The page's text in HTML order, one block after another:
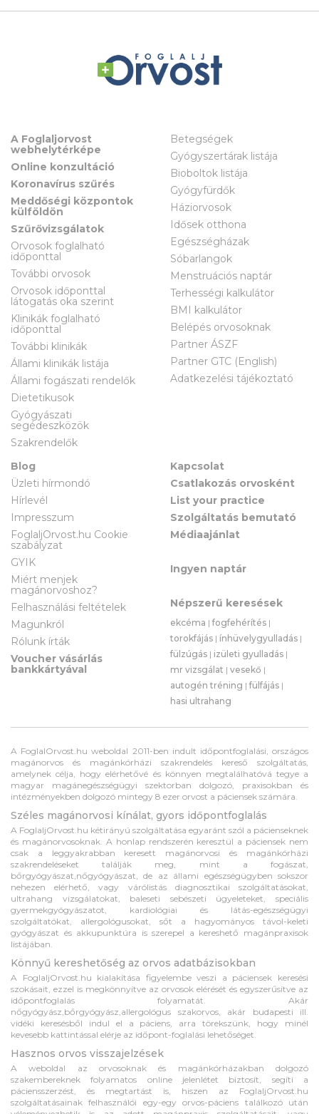
A Foglaljorvost
webhelytérképe
Online konzultáció
Koronavírus szűrés
Meddőségi központok
külföldön
Szűrővizsgálatok
Orvosok foglalható
időponttal
További orvosok
Orvosok időponttal
látogatás oka szerint
Klinikák foglalható
időponttal
További klinikák
Állami klinikák listája
Állami fogászati rendelők
Dietetikusok
Gyógyászati
segédeszközök
Szakrendelők
Betegségek
Gyógyszertárak listája
Bioboltok listája
Gyógyfürdők
Háziorvosok
Idősek otthona
Egészségházak
Sóbarlangok
Menstruációs naptár
Terhességi kalkulátor
BMI kalkulátor
Belépés orvosoknak
Partner ÁSZF
Partner GTC (English)
Adatkezelési tájékoztató
Blog
Üzleti hírmondó
Hírlevél
Impresszum
FoglaljOrvost.hu Cookie
szabályzat
GYIK
Miért menjek
magánorvoshoz?
Felhasználási feltételek
Magunkról
Rólunk írták
Voucher vásárlás
bankkártyával
Kapcsolat
Csatlakozás orvosként
List your practice
Szolgáltatás bemutató
Médiaajánlat
Ingyen naptár
Népszerű keresések
ekcéma |fogfehérítés |
torokfájás | ínhüvelygyulladás |
fülzúgás | izületi gyulladás |
mr vizsgálat | vesekő |
autogén tréning |fülfájás |
hasi ultrahang
A FoglalOrvost.hu weboldal 2011-ben indult időpontfoglalási, országos
magánorvos és magánkórházi szakrendelés kereső szolgáltatás,
amelynek célja, hogy elérhetővé és könnyen megtalálhatóvá tegye a
magyar magánegészségügyi szektorban dolgozó, praxisokban és
intézményekben dolgozó mintegy 8 ezer orvost a páciensek számára.
Széles magánorvosi kínálat, gyors időpontfoglalás
A FoglaljOrvost.hu kétirányú szolgáltatása egyaránt szól a pácienseknek
és magánorvosoknak. A honlap rendszerén keresztül a páciensek nem
csak a leggyakrabban keresett magánorvosi és magánkórházi
szakrendeléseket találják meg, mint a fogászat,
bőrgyógyászat,nőgyógyászat, de az állami egészségügyben sokszor
nehezen elérhető, vagy várólistás diagnosztikai szolgáltatásokat,
ultrahang vizsgálatokat, baleseti sebészeti ügyeleteket, speciális
gyermekgyógyászatot, kardiológiai és látás-egészségügyi
szolgáltatókat, allergológusokat, sőt a hagyományos távol-keleti
gyógyászat és akkupunktúra is szerepel a kereshető magánpraxisok
listájában.
Könnyű kereshetőség az orvos adatbázisokban
A FoglaljOrvost.hu kialakítása figyelembe veszi a páciensek keresési
szokásait, ezzel is megkönnyítve az orvosok elérését és egyszerűsítve az
időpontfoglalás folyamatát. Akár
nőgyógyász,bőrgyógyász,allergológus szakorvos, akár budapesti ill.
vidéki keresésből indul el a páciens, arra törekszünk, hogy minél
kevesebb kattintással elérje az időpont-foglalási lehetőséget.
Hasznos orvos visszajelzések
A weboldal az orvosoknak és magánkórházakban dolgozó
szakembereknek folyamatos online jelenlétet biztosít, segíti a
páciensszerzést, és megtartást is, hiszen az FoglaljOrvost.hu
szolgáltatásainak felhasználói egy-egy orvos-páciens találkozó után